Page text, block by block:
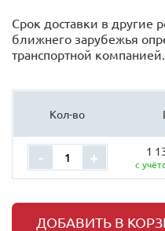
Срок доставки в другие
ближнего зарубежья
транспортной компанией.
Кол-во
- + 1
с
ДОБАВИТЬ В